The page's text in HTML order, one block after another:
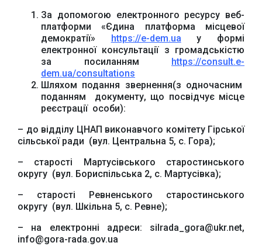
За допомогою електронного ресурсу веб-
платформи «Єдина платформа місцевої
демократії» https://e-dem.ua у формі
електронної консультації з громадськістю
за посиланням https://consult.e-
dem.ua/consultations
Шляхом подання звернення(з одночасним
поданням документу, що посвідчує місце
реєстрації особи):
– до відділу ЦНАП виконавчого комітету Гірської
сільської ради (вул. Центральна 5, с. Гора);
– старості Мартусівського старостинського
округу (вул. Бориспільська 2, с. Мартусівка);
– старості Ревненського старостинського
округу (вул. Шкільна 5, с. Ревне);
– на електронні адреси: silrada_gora@ukr.net,
info@gora-rada.gov.ua